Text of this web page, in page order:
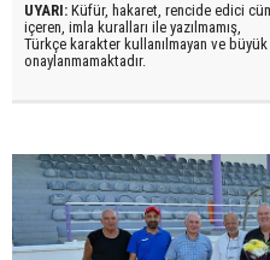
UYARI: Küfür, hakaret, rencide edici
içeren, imla kuralları ile yazılmamış,
Türkçe karakter kullanılmayan ve
onaylanmamaktadır.